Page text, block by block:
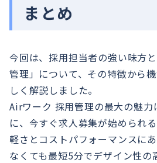
まとめ
今回は、採用担当者の強い味方
管理」について、その特徴から
しく解説しました。
Airワーク 採用管理の最大の魅力
に、今すぐ求人募集が始められ
軽さとコストパフォーマンスに
なくても最短5分でデザイン性の